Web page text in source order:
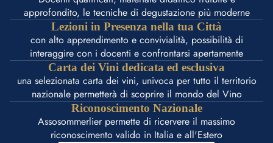
approfondito, le tecniche di degustazione più moderne
Lezioni in Presenza nella tua Città
con alto apprendimento e convivialità, possibilità di
interaggire con i docenti e confrontarsi apertamente
Carta dei Vini dedicata ed esclusiva
una selezionata carta dei vini, univoca per tutto il territorio
nazionale permetterà di scoprire il mondo del Vino
Riconoscimento Nazionale
Assosommerlier permette di ricervere il massimo
riconoscimento valido in Italia e all'Estero